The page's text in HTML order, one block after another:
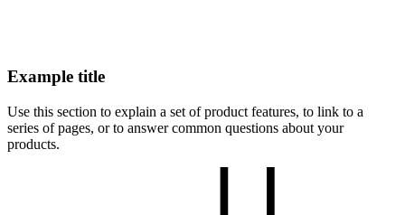
Example title
Use this section to explain a set of product features, to link to a
series of pages, or to answer common questions about your
products.